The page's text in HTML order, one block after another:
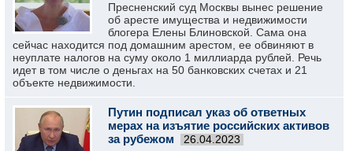
Пресненский суд Москвы вынес решение
об аресте имущества и недвижимости
блогера Елены Блиновской. Сама она
сейчас находится под домашним арестом, ее обвиняют в
неуплате налогов на суму около 1 миллиарда рублей. Речь
идет в том числе о деньгах на 50 банковских счетах и 21
объекте недвижимости.
Путин подписал указ об ответных
мерах на изъятие российских активов
за рубежом
26.04.2023